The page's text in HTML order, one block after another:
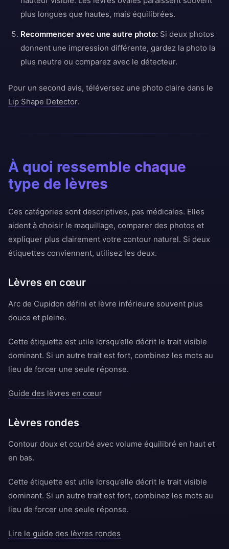
plus longues que hautes, mais équilibrées.
Recommencer avec une autre photo: Si deux photos
donnent une impression différente, gardez la photo la
plus neutre ou comparez avec le détecteur.
Pour un second avis, téléversez une photo claire dans le
Lip Shape Detector.
À quoi ressemble chaque
type de lèvres
Ces catégories sont descriptives, pas médicales. Elles
aident à choisir le maquillage, comparer des photos et
expliquer plus clairement votre contour naturel. Si deux
étiquettes conviennent, utilisez les deux.
Lèvres en cœur
Arc de Cupidon défini et lèvre inférieure souvent plus
douce et pleine.
Cette étiquette est utile lorsqu’elle décrit le trait visible
dominant. Si un autre trait est fort, combinez les mots au
lieu de forcer une seule réponse.
Guide des lèvres en cœur
Lèvres rondes
Contour doux et courbé avec volume équilibré en haut et
en bas.
Cette étiquette est utile lorsqu’elle décrit le trait visible
dominant. Si un autre trait est fort, combinez les mots au
lieu de forcer une seule réponse.
Lire le guide des lèvres rondes